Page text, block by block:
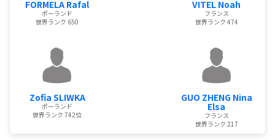
FORMELA Rafal
ポーランド
世界ランク 650
Zofia SLIWKA
ポーランド
世界ランク 742位
VITEL Noah
フランス
世界ランク 474
GUO ZHENG Nina
Elsa
フランス
世界ランク 217